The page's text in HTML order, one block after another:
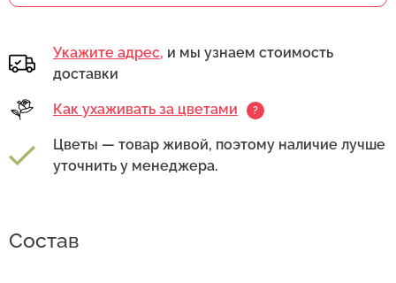
Укажите адрес, и мы узнаем стоимость
доставки
Как ухаживать за цветами ?
Цветы — товар живой, поэтому наличие лучше
уточнить у менеджера.
Состав